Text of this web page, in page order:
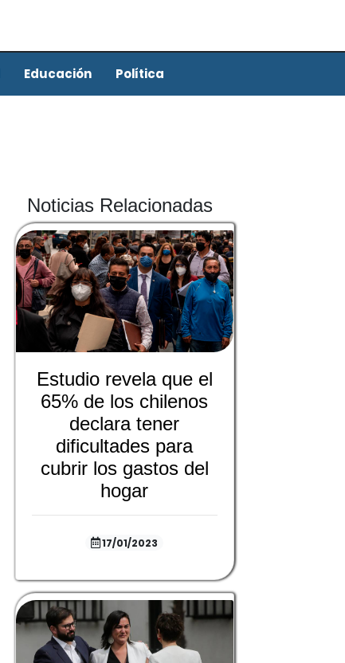
Educación Política
Noticias Relacionadas
Estudio revela que el
65% de los chilenos
declara tener
dificultades para
cubrir los gastos del
hogar
17/01/2023